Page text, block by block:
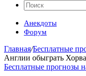
Анекдоты
Форум
Главная/Бесплатные
Англии обыграть
Бесплатные прогнозы